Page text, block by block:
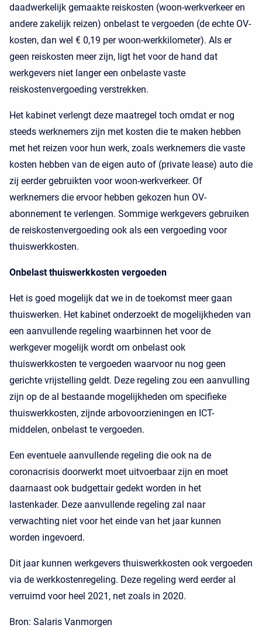
daadwerkelijk gemaakte reiskosten (woon-werkverkeer en
andere zakelijk reizen) onbelast te vergoeden (de echte OV-
kosten, dan wel € 0,19 per woon-werkkilometer). Als er
geen reiskosten meer zijn, ligt het voor de hand dat
werkgevers niet langer een onbelaste vaste
reiskostenvergoeding verstrekken.
Het kabinet verlengt deze maatregel toch omdat er nog
steeds werknemers zijn met kosten die te maken hebben
met het reizen voor hun werk, zoals werknemers die vaste
kosten hebben van de eigen auto of (private lease) auto die
zij eerder gebruikten voor woon-werkverkeer. Of
werknemers die ervoor hebben gekozen hun OV-
abonnement te verlengen. Sommige werkgevers gebruiken
de reiskostenvergoeding ook als een vergoeding voor
thuiswerkkosten.
Onbelast thuiswerkkosten vergoeden
Het is goed mogelijk dat we in de toekomst meer gaan
thuiswerken. Het kabinet onderzoekt de mogelijkheden van
een aanvullende regeling waarbinnen het voor de
werkgever mogelijk wordt om onbelast ook
thuiswerkkosten te vergoeden waarvoor nu nog geen
gerichte vrijstelling geldt. Deze regeling zou een aanvulling
zijn op de al bestaande mogelijkheden om specifieke
thuiswerkkosten, zijnde arbovoorzieningen en ICT-
middelen, onbelast te vergoeden.
Een eventuele aanvullende regeling die ook na de
coronacrisis doorwerkt moet uitvoerbaar zijn en moet
daarnaast ook budgettair gedekt worden in het
lastenkader. Deze aanvullende regeling zal naar
verwachting niet voor het einde van het jaar kunnen
worden ingevoerd.
Dit jaar kunnen werkgevers thuiswerkkosten ook vergoeden
via de werkkostenregeling. Deze regeling werd eerder al
verruimd voor heel 2021, net zoals in 2020.
Bron: Salaris Vanmorgen